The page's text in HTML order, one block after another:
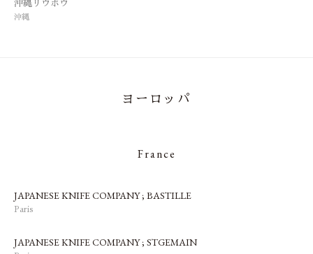
沖縄リウボウ
沖縄
ヨーロッパ
France
JAPANESE KNIFE COMPANY ; BASTILLE
Paris
JAPANESE KNIFE COMPANY ; STGEMAIN